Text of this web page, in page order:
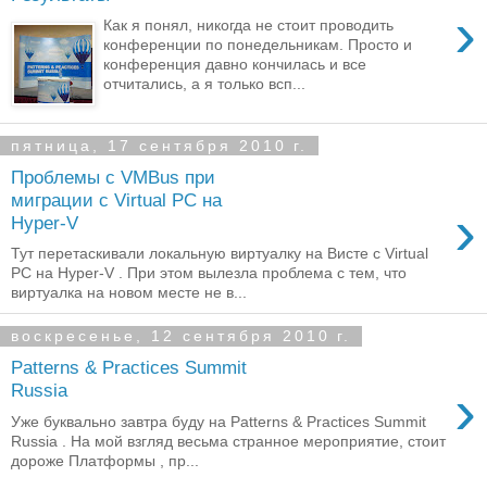
›
Как я понял, никогда не стоит проводить
конференции по понедельникам. Просто и
конференция давно кончилась и все
отчитались, а я только всп...
пятница, 17 сентября 2010 г.
Проблемы с VMBus при
миграции с Virtual PC на
Hyper-V
›
Тут перетаскивали локальную виртуалку на Висте с Virtual
PC на Hyper-V . При этом вылезла проблема с тем, что
виртуалка на новом месте не в...
воскресенье, 12 сентября 2010 г.
Patterns & Practices Summit
Russia
›
Уже буквально завтра буду на Patterns & Practices Summit
Russia . На мой взгляд весьма странное мероприятие, стоит
дороже Платформы , пр...